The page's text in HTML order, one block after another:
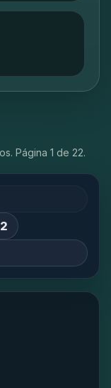
Página 1 de 22.